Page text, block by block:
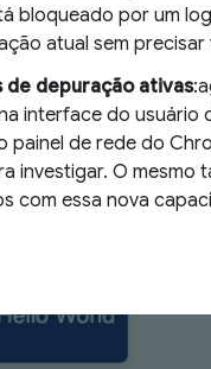
bloqueado por um
atual sem
de depuração ativas
interface do usuário
painel de rede do
investigar. O mesmo
com essa nova